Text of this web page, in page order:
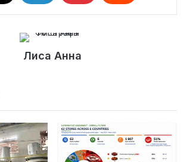
Лиса Анна